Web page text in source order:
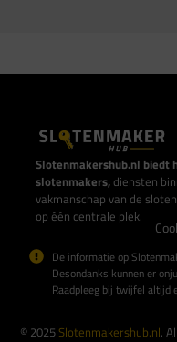
Slotenmakershub.nl biedt
slotenmakers,diensten
vakmanschap van de
op één centrale plek.
De informatie op
Desondanks kunnen er
Raadpleeg bij twijfel altijd
© 2025Slotenmakershub.nl.